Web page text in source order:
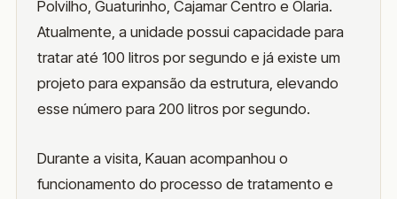
Polvilho, Guaturinho, Cajamar Centro e Olaria.
Atualmente, a unidade possui capacidade para
tratar até 100 litros por segundo e já existe um
projeto para expansão da estrutura, elevando
esse número para 200 litros por segundo.
Durante a visita, Kauan acompanhou o
funcionamento do processo de tratamento e